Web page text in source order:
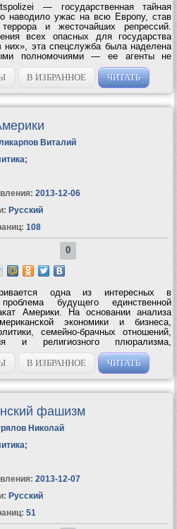
— государственная тайная
наводило ужас на всю Европу, став
и жесточайших репрессий.
всех опасных для государства
них», эта спецслужба была наделена
полномочиями — ее агенты не
мероприятия, обыски и аресты
немецкого...
В ИЗБРАННОЕ ЧИТАТЬ
Виталий
;
2013-12-06
Русский
108
0
одна из интересных в
будущего единственной
Америки. На основании анализа
экономики и бизнеса,
семейно-брачных отношений,
и религиозного плюрализма,
иммиграции и этносов, музыки и
с позиций как...
В ИЗБРАННОЕ ЧИТАТЬ
фашизм
Николай
;
2013-12-07
Русский
51